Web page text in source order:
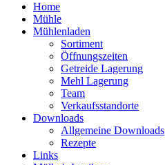
Home
Mühle
Mühlenladen
Sortiment
Öffnungszeiten
Getreide Lagerung
Mehl Lagerung
Team
Verkaufsstandorte
Downloads
Allgemeine Downloads
Rezepte
Links